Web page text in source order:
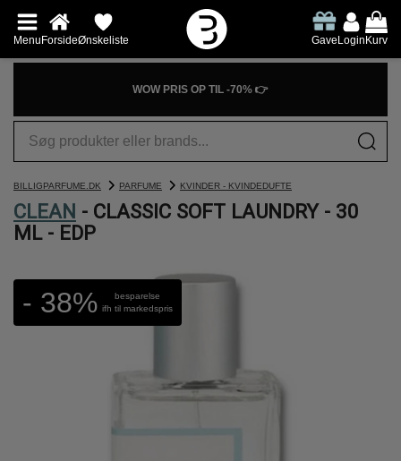
MenuForsideØnskeliste GaveLoginKurv
WOW PRIS OP TIL -70% 👉
BILLIGPARFUME.DK PARFUME KVINDER - KVINDEDUFTE
CLEAN - CLASSIC SOFT LAUNDRY - 30
ML - EDP
- 38%
besparelse
ifh til markedspris